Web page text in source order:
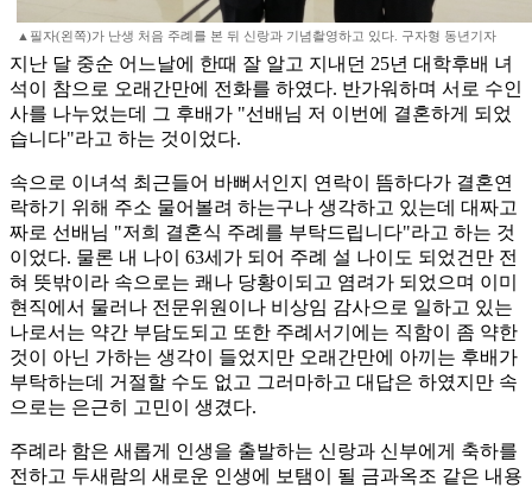
▲필자(왼쪽)가 난생 처음 주례를 본 뒤 신랑과 기념촬영하고 있다. 구자형 동년기자
지난 달 중순 어느날에 한때 잘 알고 지내던 25년 대학후배 녀
석이 참으로 오래간만에 전화를 하였다. 반가워하며 서로 수인
사를 나누었는데 그 후배가 "선배님 저 이번에 결혼하게 되었
습니다"라고 하는 것이었다.
속으로 이녀석 최근들어 바뻐서인지 연락이 뜸하다가 결혼연
락하기 위해 주소 물어볼려 하는구나 생각하고 있는데 대짜고
짜로 선배님 "저희 결혼식 주례를 부탁드립니다"라고 하는 것
이었다. 물론 내 나이 63세가 되어 주례 설 나이도 되었건만 전
혀 뜻밖이라 속으로는 쾌나 당황이되고 염려가 되었으며 이미
현직에서 물러나 전문위원이나 비상임 감사으로 일하고 있는
나로서는 약간 부담도되고 또한 주례서기에는 직함이 좀 약한
것이 아닌 가하는 생각이 들었지만 오래간만에 아끼는 후배가
부탁하는데 거절할 수도 없고 그러마하고 대답은 하였지만 속
으로는 은근히 고민이 생겼다.
주례라 함은 새롭게 인생을 출발하는 신랑과 신부에게 축하를
전하고 두새람의 새로운 인생에 보탬이 될 금과옥조 같은 내용